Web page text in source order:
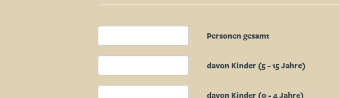
Personen gesamt
davon Kinder (5 - 15 Jahre)
davon Kinder (0 - 4 Jahre)